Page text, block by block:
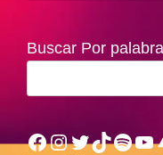
Buscar Por palabra
Facebook
Instagram
Twitter
TikTok